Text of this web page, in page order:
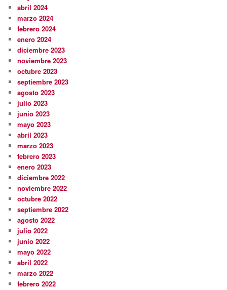
abril 2024
marzo 2024
febrero 2024
enero 2024
diciembre 2023
noviembre 2023
octubre 2023
septiembre 2023
agosto 2023
julio 2023
junio 2023
mayo 2023
abril 2023
marzo 2023
febrero 2023
enero 2023
diciembre 2022
noviembre 2022
octubre 2022
septiembre 2022
agosto 2022
julio 2022
junio 2022
mayo 2022
abril 2022
marzo 2022
febrero 2022